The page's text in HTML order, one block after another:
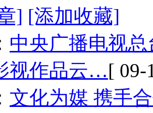
] [添加收藏]
中央广播电视
视作品云…[ 09-
文化为媒 携手